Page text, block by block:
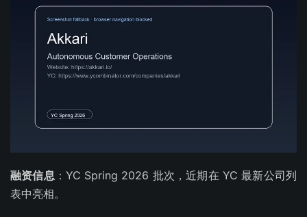
融资信息：YC Spring 2026 批次，近期在 YC 最新公司列
表中亮相。